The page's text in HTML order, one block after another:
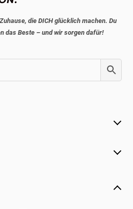
die DICH glücklich machen. Du
das Beste – und wir sorgen dafür!